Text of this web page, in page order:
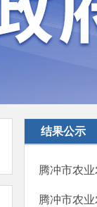
结果公示
腾冲市农
腾冲市农